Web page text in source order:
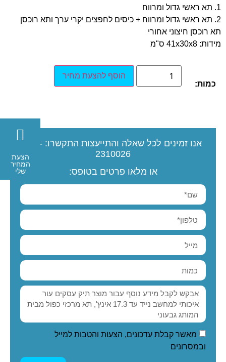
1. תא ראשי גדול ומרווח
2. תא ראשי גדול ומרווח + כיסים לחפצים יקרי ערך ותא רוכסן
תא רוכסן חיצוני אחורי
מידות: 41x30x8 ס"מ
כמות:
הוסף להצעת מחיר
אנו זמינים לכל שאלה והתייעצות התקשרו: 077-
2310026
או מלאו פרטים בטופס:
מאשר קבלת עדכונים, הצעות והטבות למייל
ובמסרונים
הצעת
המחיר
שלי